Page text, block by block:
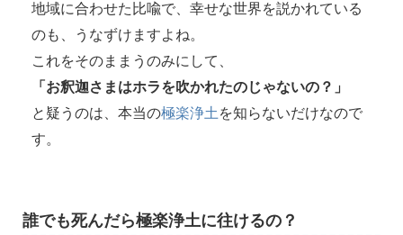
地域に合わせた比喩で、幸せな世界を説かれている
のも、うなずけますよね。
これをそのままうのみにして、
「お釈迦さまはホラを吹かれたのじゃないの？」
と疑うのは、本当の極楽浄土を知らないだけなので
す。
誰でも死んだら極楽浄土に往けるの？